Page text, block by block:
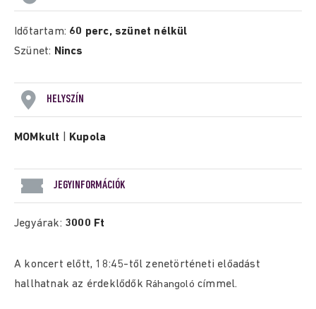
Időtartam: 60 perc, szünet nélkül
Szünet: Nincs
HELYSZÍN
MOMkult Kupola
JEGYINFORMÁCIÓK
Jegyárak: 3000 Ft
A koncert előtt, 18:45-től zenetörténeti előadást
hallhatnak az érdeklődők Ráhangoló címmel.